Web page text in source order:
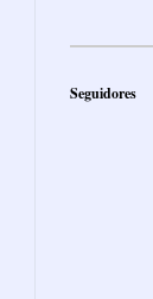
Seguidores